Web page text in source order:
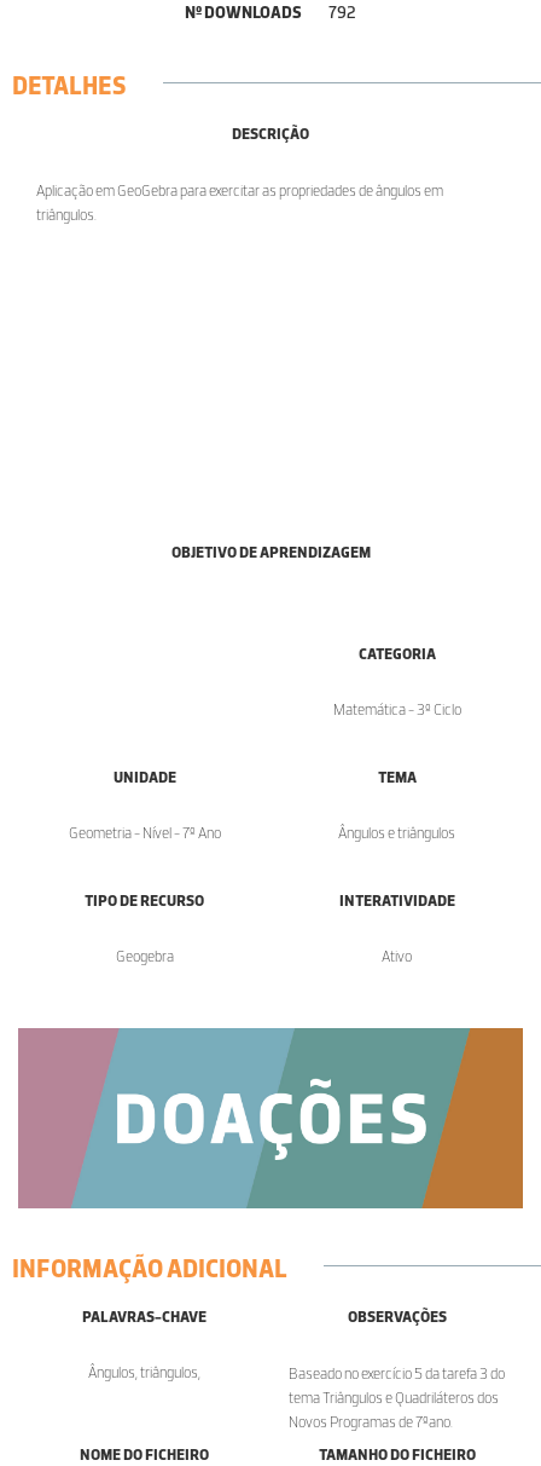
Nº DOWNLOADS 792
DETALHES
DESCRIÇÃO
Aplicação em GeoGebra para exercitar as propriedades de ângulos em
triângulos.
OBJETIVO DE APRENDIZAGEM
CATEGORIA
Matemática - 3º Ciclo
UNIDADE
Geometria - Nível - 7º Ano
TEMA
Ângulos e triângulos
TIPO DE RECURSO
Geogebra
INTERATIVIDADE
Ativo
INFORMAÇÃO ADICIONAL
PALAVRAS-CHAVE
Ângulos, triângulos,
OBSERVAÇÕES
Baseado no exercício 5 da tarefa 3 do
tema Triângulos e Quadriláteros dos
Novos Programas de 7ºano.
NOME DO FICHEIRO
TAMANHO DO FICHEIRO